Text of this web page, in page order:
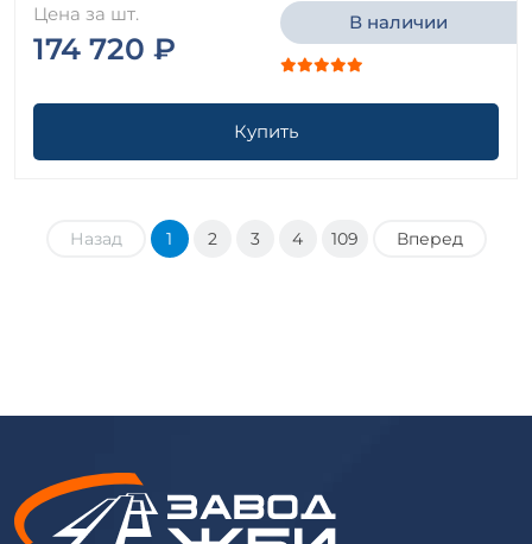
Цена за шт.
174 720 ₽
В наличии
Купить
Назад 1 2 3 4 109 Вперед